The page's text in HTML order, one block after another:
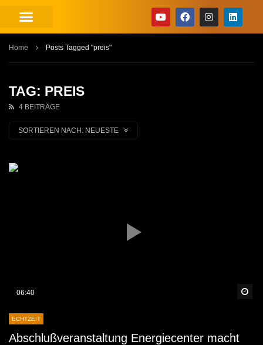
Home Posts Tagged "preis"
TAG: PREIS
4 BEITRÄGE
SORTIEREN NACH: NEUESTE
06:40
ECHTZEIT
Abschlußveranstaltung Energiecenter macht